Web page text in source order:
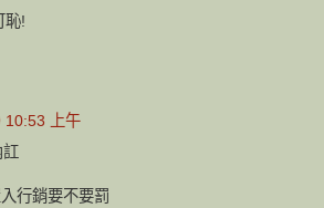
恥!
10:53 上午
訌
行銷要不要罰